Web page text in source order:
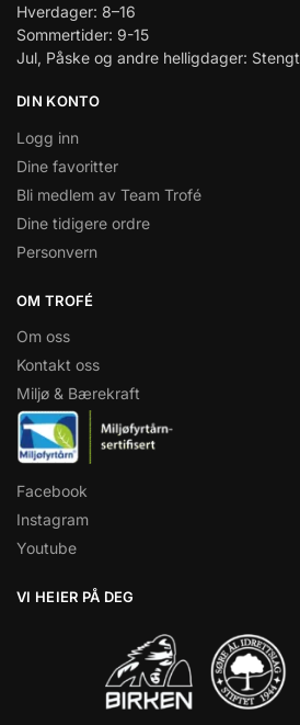
Hverdager: 8–16
Sommertider: 9-15
Jul, Påske og andre helligdager: Stengt
DIN KONTO
Logg inn
Dine favoritter
Bli medlem av Team Trofé
Dine tidigere ordre
Personvern
OM TROFÉ
Om oss
Kontakt oss
Miljø & Bærekraft
Facebook
Instagram
Youtube
VI HEIER PÅ DEG